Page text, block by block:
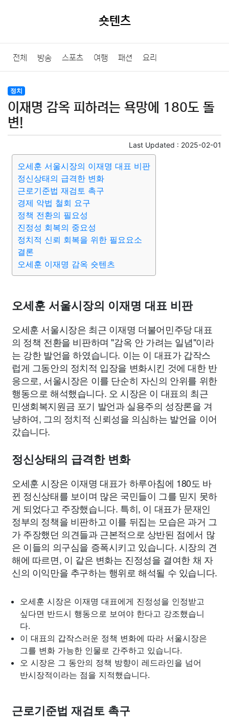
숏텐츠
전체 방송 스포츠 여행 패션 요리
정치
이재명 감옥 피하려는 욕망에 180도 돌
변!
Last Updated : 2025-02-01
오세훈 서울시장의 이재명 대표 비판
정신상태의 급격한 변화
근로기준법 재검토 촉구
경제 악법 철회 요구
정책 전환의 필요성
진정성 회복의 중요성
정치적 신뢰 회복을 위한 필요요소
결론
오세훈 이재명 감옥 숏텐츠
오세훈 서울시장의 이재명 대표 비판
오세훈 서울시장은 최근 이재명 더불어민주당 대표
의 정책 전환을 비판하며 "감옥 안 가려는 일념"이라
는 강한 발언을 하였습니다. 이는 이 대표가 갑작스
럽게 그동안의 정치적 입장을 변화시킨 것에 대한 반
응으로, 서울시장은 이를 단순히 자신의 안위를 위한
행동으로 해석했습니다. 오 시장은 이 대표의 최근
민생회복지원금 포기 발언과 실용주의 성장론을 겨
냥하여, 그의 정치적 신뢰성을 의심하는 발언을 이어
갔습니다.
정신상태의 급격한 변화
오세훈 시장은 이재명 대표가 하루아침에 180도 바
뀐 정신상태를 보이며 많은 국민들이 그를 믿지 못하
게 되었다고 주장했습니다. 특히, 이 대표가 문재인
정부의 정책을 비판하고 이를 뒤집는 모습은 과거 그
가 주장했던 의견들과 근본적으로 상반된 점에서 많
은 이들의 의구심을 증폭시키고 있습니다. 시장의 견
해에 따르면, 이 같은 변화는 진정성을 결여한 채 자
신의 이익만을 추구하는 행위로 해석될 수 있습니다.
오세훈 시장은 이재명 대표에게 진정성을 인정받고
싶다면 반드시 행동으로 보여야 한다고 강조했습니
다.
이 대표의 갑작스러운 정책 변화에 따라 서울시장은
그를 변화 가능한 인물로 간주하고 있습니다.
오 시장은 그 동안의 정책 방향이 레드라인을 넘어
반시장적이라는 점을 지적했습니다.
근로기준법 재검토 촉구